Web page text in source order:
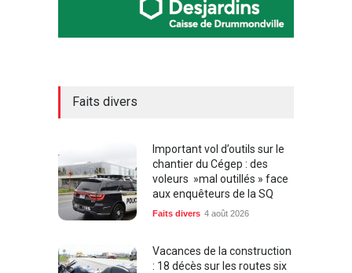
Faits divers
Important vol d’outils sur le
chantier du Cégep : des
voleurs »mal outillés » face
aux enquêteurs de la SQ
Faits divers 4 août 2026
Vacances de la construction
: 18 décès sur les routes six